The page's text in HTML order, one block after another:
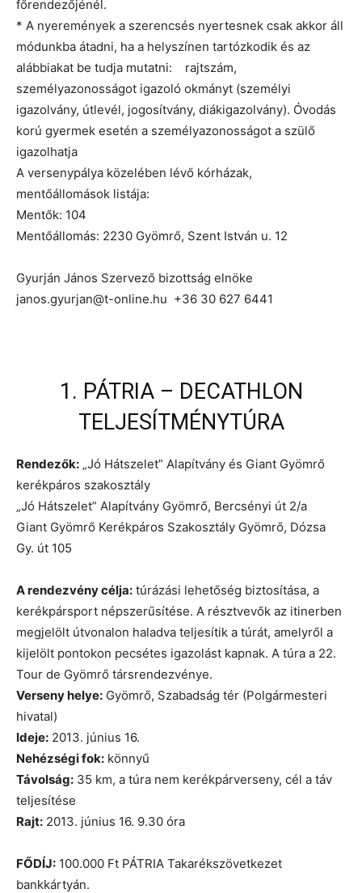
főrendezőjénél.
* A nyeremények a szerencsés nyertesnek csak akkor áll
módunkba átadni, ha a helyszínen tartózkodik és az
alábbiakat be tudja mutatni: rajtszám,
személyazonosságot igazoló okmányt (személyi
igazolvány, útlevél, jogosítvány, diákigazolvány). Óvodás
korú gyermek esetén a személyazonosságot a szülő
igazolhatja
A versenypálya közelében lévő kórházak,
mentőállomások listája:
Mentők: 104
Mentőállomás: 2230 Gyömrő, Szent István u. 12
Gyurján János Szervező bizottság elnöke
janos.gyurjan@t-online.hu +36 30 627 6441
1. PÁTRIA – DECATHLON
TELJESÍTMÉNYTÚRA
Rendezők: „Jó Hátszelet” Alapítvány és Giant Gyömrő
kerékpáros szakosztály
„Jó Hátszelet” Alapítvány Gyömrő, Bercsényi út 2/a
Giant Gyömrő Kerékpáros Szakosztály Gyömrő, Dózsa
Gy. út 105
A rendezvény célja: túrázási lehetőség biztosítása, a
kerékpársport népszerűsítése. A résztvevők az itinerben
megjelölt útvonalon haladva teljesítik a túrát, amelyről a
kijelölt pontokon pecsétes igazolást kapnak. A túra a 22.
Tour de Gyömrő társrendezvénye.
Verseny helye: Gyömrő, Szabadság tér (Polgármesteri
hivatal)
Ideje: 2013. június 16.
Nehézségi fok: könnyű
Távolság: 35 km, a túra nem kerékpárverseny, cél a táv
teljesítése
Rajt: 2013. június 16. 9.30 óra
FŐDÍJ: 100.000 Ft PÁTRIA Takarékszövetkezet
bankkártyán.